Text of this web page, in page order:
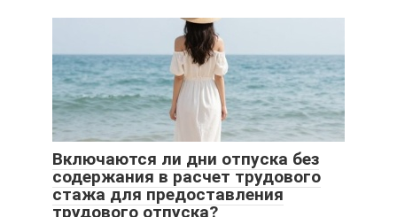
Включаются ли дни отпуска без
содержания в расчет трудового
стажа для предоставления
трудового отпуска?